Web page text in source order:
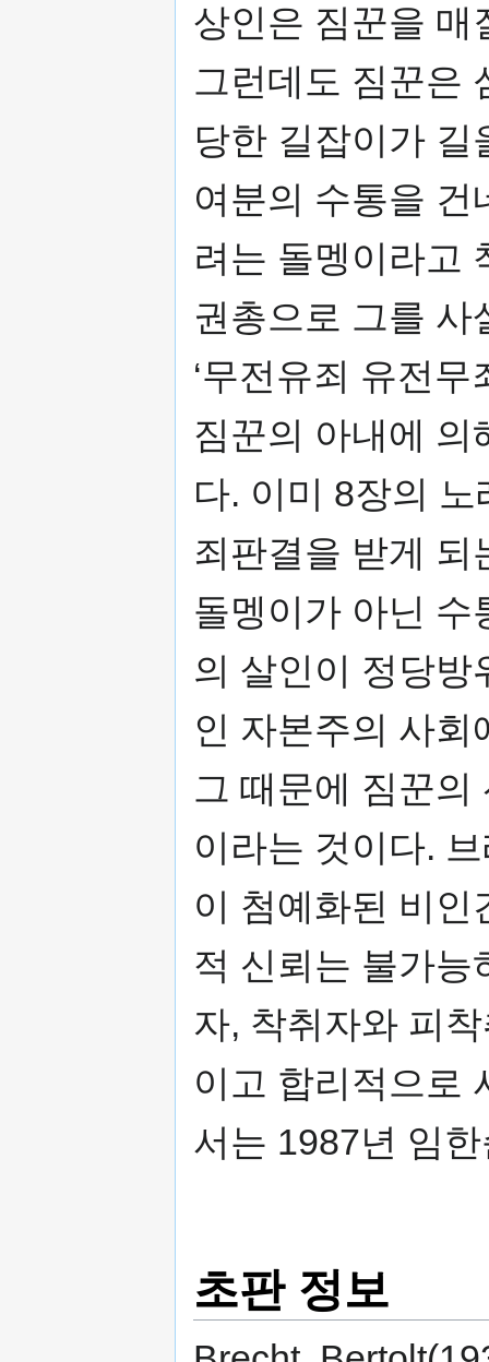
상인은 짐꾼을 매
그런데도 짐꾼은
당한 길잡이가
여분의 수통을 건
려는 돌멩이라고
권총으로 그를 사
‘무전유죄 유전
짐꾼의 아내에 의
다. 이미 8장의
죄판결을 받게 되
돌멩이가 아닌 수
의 살인이 정당방
인 자본주의 사회
그 때문에 짐꾼의
이라는 것이다.
이 첨예화된 비인
적 신뢰는 불가능
자, 착취자와 피
이고 합리적으로
서는 1987년 임
초판 정보